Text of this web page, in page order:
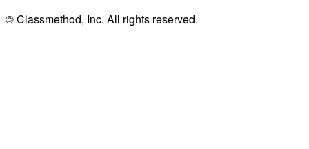
© Classmethod, Inc. All rights reserved.